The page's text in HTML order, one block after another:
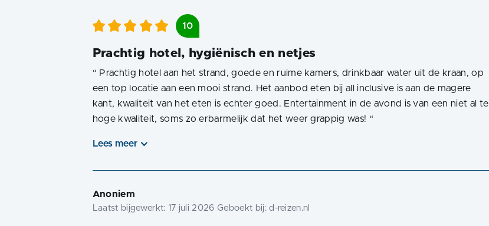
10
Prachtig hotel, hygiënisch en netjes
“ Prachtig hotel aan het strand, goede en ruime kamers, drinkbaar water uit de kraan, op
een top locatie aan een mooi strand. Het aanbod eten bij all inclusive is aan de magere
kant, kwaliteit van het eten is echter goed. Entertainment in de avond is van een niet al te
hoge kwaliteit, soms zo erbarmelijk dat het weer grappig was! “
Lees meer
Anoniem
Laatst bijgewerkt: 17 juli 2026 Geboekt bij:d-reizen.nl